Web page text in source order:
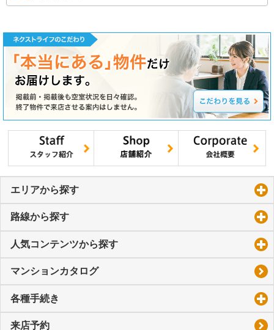
エリアから探す
路線から探す
人気コンテンツから探す
マンションカタログ
各種手続き
来店予約